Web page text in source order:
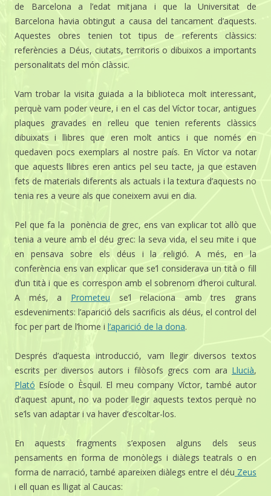
de Barcelona a l’edat mitjana i que la Universitat de
Barcelona havia obtingut a causa del tancament d’aquests.
Aquestes obres tenien tot tipus de referents clàssics:
referències a Déus, ciutats, territoris o dibuixos a importants
personalitats del món clàssic.
Vam trobar la visita guiada a la biblioteca molt interessant,
perquè vam poder veure, i en el cas del Víctor tocar, antigues
plaques gravades en relleu que tenien referents clàssics
dibuixats i llibres que eren molt antics i que només en
quedaven pocs exemplars al nostre país. En Víctor va notar
que aquests llibres eren antics pel seu tacte, ja que estaven
fets de materials diferents als actuals i la textura d’aquests no
tenia res a veure als que coneixem avui en dia.
Pel que fa la ponència de grec, ens van explicar tot allò que
tenia a veure amb el déu grec: la seva vida, el seu mite i que
en pensava sobre els déus i la religió. A més, en la
conferència ens van explicar que se’l considerava un tità o fill
d’un tità i que es correspon amb el sobrenom d’heroi cultural.
A més, a Prometeu se’l relaciona amb tres grans
esdeveniments: l’aparició dels sacrificis als déus, el control del
foc per part de l’home i l’aparició de la dona.
Després d’aquesta introducció, vam llegir diversos textos
escrits per diversos autors i filòsofs grecs com ara Llucià,
Plató Esíode o Èsquil. El meu company Víctor, també autor
d’aquest apunt, no va poder llegir aquests textos perquè no
se’ls van adaptar i va haver d’escoltar-los.
En aquests fragments s’exposen alguns dels seus
pensaments en forma de monòlegs i diàlegs teatrals o en
forma de narració, també apareixen diàlegs entre el déu Zeus
i ell quan es lligat al Caucas: